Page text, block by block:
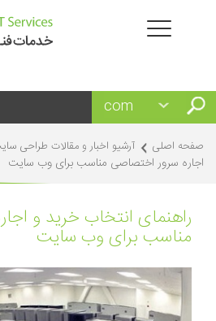
صفحه اصلی آرشیو اخبار و مقالات طراحی
اجاره سرور اختصاصی مناسب برای وب سایت
راهنمای انتخاب خرید و
مناسب برای وب سایت